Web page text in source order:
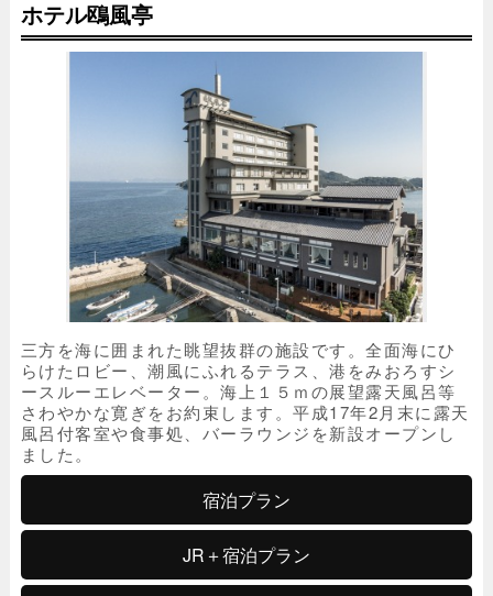
ホテル鴎風亭
三方を海に囲まれた眺望抜群の施設です。全面海にひ
らけたロビー、潮風にふれるテラス、港をみおろすシ
ースルーエレベーター。海上１５ｍの展望露天風呂等
さわやかな寛ぎをお約束します。平成17年2月末に露天
風呂付客室や食事処、バーラウンジを新設オープンし
ました。
宿泊プラン
JR＋宿泊プラン